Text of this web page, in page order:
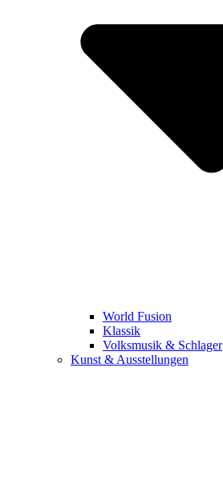
World Fusion
Klassik
Volksmusik & Schlager
Kunst & Ausstellungen